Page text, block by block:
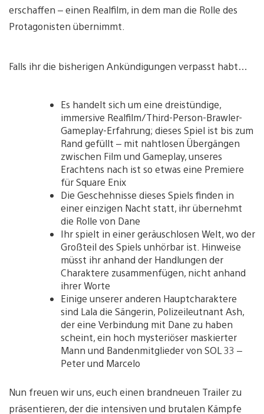
erschaffen – einen Realfilm, in dem man die Rolle des
Protagonisten übernimmt.
Falls ihr die bisherigen Ankündigungen verpasst habt…
Es handelt sich um eine dreistündige,
immersive Realfilm/Third-Person-Brawler-
Gameplay-Erfahrung; dieses Spiel ist bis zum
Rand gefüllt – mit nahtlosen Übergängen
zwischen Film und Gameplay, unseres
Erachtens nach ist so etwas eine Premiere
für Square Enix
Die Geschehnisse dieses Spiels finden in
einer einzigen Nacht statt, ihr übernehmt
die Rolle von Dane
Ihr spielt in einer geräuschlosen Welt, wo der
Großteil des Spiels unhörbar ist. Hinweise
müsst ihr anhand der Handlungen der
Charaktere zusammenfügen, nicht anhand
ihrer Worte
Einige unserer anderen Hauptcharaktere
sind Lala die Sängerin, Polizeileutnant Ash,
der eine Verbindung mit Dane zu haben
scheint, ein hoch mysteriöser maskierter
Mann und Bandenmitglieder von SOL 33 –
Peter und Marcelo
Nun freuen wir uns, euch einen brandneuen Trailer zu
präsentieren, der die intensiven und brutalen Kämpfe